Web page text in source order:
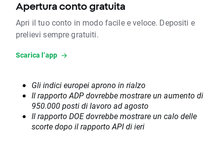
Apertura conto gratuita
Apri il tuo conto in modo facile e veloce. Depositi e
prelievi sempre gratuiti.
Scarica l’app
Gli indici europei aprono in rialzo
Il rapporto ADP dovrebbe mostrare un aumento di
950.000 posti di lavoro ad agosto
Il rapporto DOE dovrebbe mostrare un calo delle
scorte dopo il rapporto API di ieri